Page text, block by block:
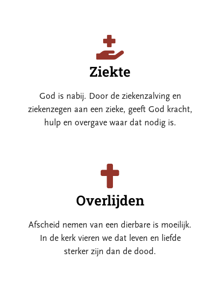
Ziekte
God is nabij. Door de ziekenzalving en
ziekenzegen aan een zieke, geeft God kracht,
hulp en overgave waar dat nodig is.
Overlijden
Afscheid nemen van een dierbare is moeilijk.
In de kerk vieren we dat leven en liefde
sterker zijn dan de dood.